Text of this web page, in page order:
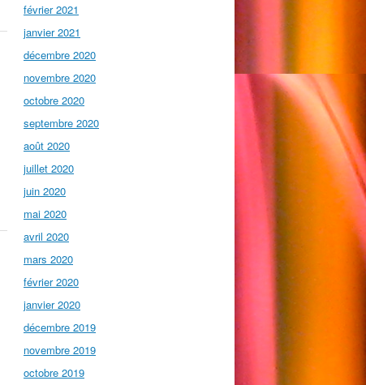
février 2021
janvier 2021
décembre 2020
novembre 2020
octobre 2020
septembre 2020
août 2020
juillet 2020
juin 2020
mai 2020
avril 2020
mars 2020
février 2020
janvier 2020
décembre 2019
novembre 2019
octobre 2019